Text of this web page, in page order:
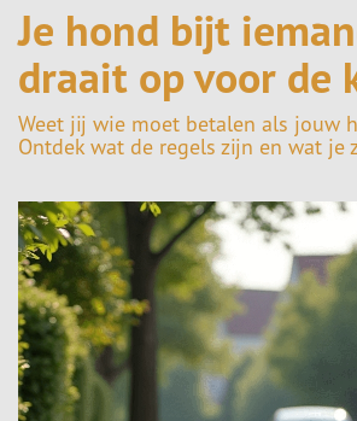
Je hond bijt
draait op voor de
Weet jij wie moet betalen als jouw
Ontdek wat de regels zijn en wat je